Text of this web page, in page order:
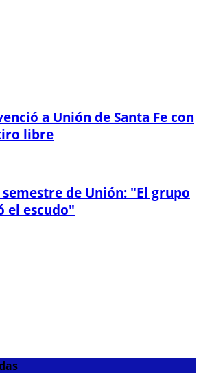
a Unión de Santa Fe con
libre
de Unión: "El grupo
el escudo"